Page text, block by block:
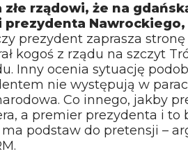
złe rządowi, że na
prezydenta
prezydent zaprasza
kogoś z rządu na szczyt
Inny ocenia sytuację
nie występują w
Co innego, jakby
a premier prezydenta i to
podstaw do pretensji –